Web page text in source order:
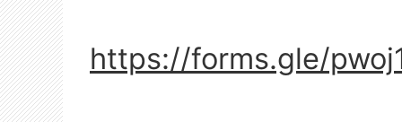
https://forms.gle/